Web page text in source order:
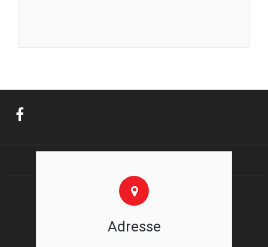
Adresse